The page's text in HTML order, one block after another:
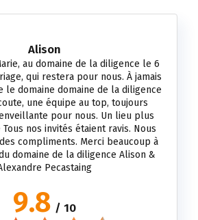
Alison
au domaine de la diligence le 6
qui restera pour nous. À jamais
le domaine domaine de la diligence
une équipe au top, toujours
pour nous. Un lieu plus
nos invités étaient ravis. Nous
compliments. Merci beaucoup à
domaine de la diligence Alison &
Pecastaing
9.8 / 10